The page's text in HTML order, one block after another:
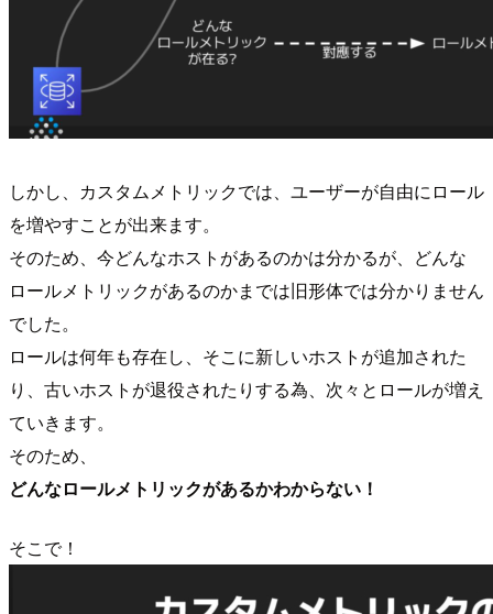
しかし、カスタムメトリックでは、ユーザーが自由にロール
を増やすことが出来ます。
そのため、今どんなホストがあるのかは分かるが、どんな
ロールメトリックがあるのかまでは旧形体では分かりません
でした。
ロールは何年も存在し、そこに新しいホストが追加された
り、古いホストが退役されたりする為、次々とロールが増え
ていきます。
そのため、
どんなロールメトリックがあるかわからない！
そこで！